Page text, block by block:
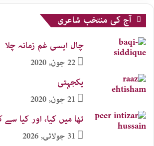
آج کی منتخب شاعری
چال ایسی غم زمانہ چلا
22 جون, 2020
یکجہتی
21 جون, 2020
تھا میں کیا، اور کیا سے
31 جولائی, 2026